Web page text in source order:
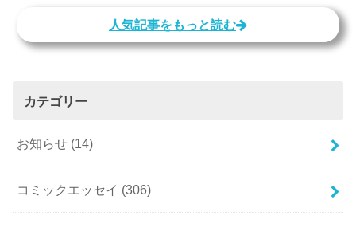
人気記事をもっと読む
カテゴリー
お知らせ (14)
コミックエッセイ (306)